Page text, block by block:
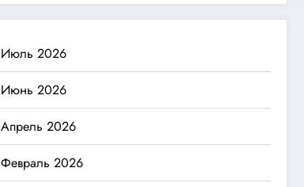
Июль 2026
Июнь 2026
Апрель 2026
Февраль 2026